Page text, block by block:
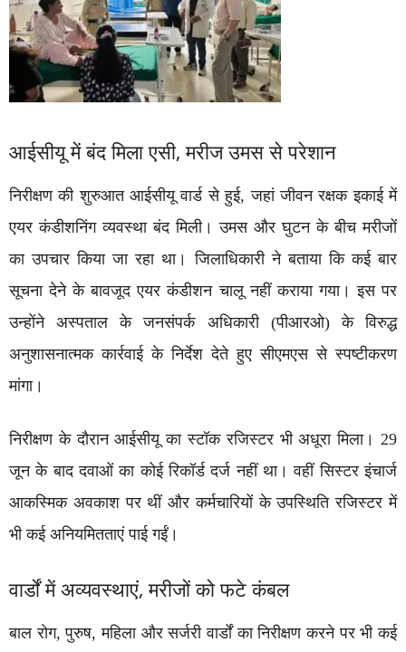
आईसीयू में बंद मिला एसी, मरीज उमस से परेशान
निरीक्षण की शुरुआत आईसीयू वार्ड से हुई, जहां जीवन रक्षक इकाई में
एयर कंडीशनिंग व्यवस्था बंद मिली। उमस और घुटन के बीच मरीजों
का उपचार किया जा रहा था। जिलाधिकारी ने बताया कि कई बार
सूचना देने के बावजूद एयर कंडीशन चालू नहीं कराया गया। इस पर
उन्होंने अस्पताल के जनसंपर्क अधिकारी (पीआरओ) के विरुद्ध
अनुशासनात्मक कार्रवाई के निर्देश देते हुए सीएमएस से स्पष्टीकरण
मांगा।
निरीक्षण के दौरान आईसीयू का स्टॉक रजिस्टर भी अधूरा मिला। 29
जून के बाद दवाओं का कोई रिकॉर्ड दर्ज नहीं था। वहीं सिस्टर इंचार्ज
आकस्मिक अवकाश पर थीं और कर्मचारियों के उपस्थिति रजिस्टर में
भी कई अनियमितताएं पाई गईं।
वार्डों में अव्यवस्थाएं, मरीजों को फटे कंबल
बाल रोग, पुरुष, महिला और सर्जरी वार्डों का निरीक्षण करने पर भी कई